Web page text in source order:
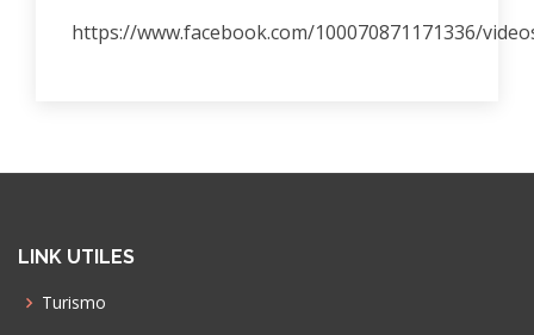
https://www.facebook.com/100070871171336/
LINK UTILES
Turismo